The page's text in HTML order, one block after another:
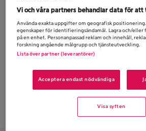
Varje krona du satsar på
kronortillbaka på kort
4.3X
Hållbar
Radioreklam ger resultat – varje
Vi och våra partners behandlar data för att
Använda exakta uppgifter om geografisk
egenskaper för identifieringsändamål. Lagra och/
på en enhet. Personanpassad reklam och innehåll,
forskning angående målgrupp och tjänsteutveckling.
Lista över partner (leverantörer)
Acceptera endast nödvändiga
Visa syften